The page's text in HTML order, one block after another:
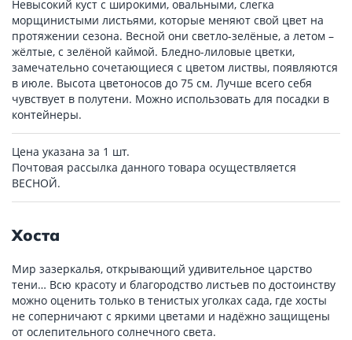
Невысокий куст с широкими, овальными, слегка
морщинистыми листьями, которые меняют свой цвет на
протяжении сезона. Весной они светло-зелёные, а летом –
жёлтые, с зелёной каймой. Бледно-лиловые цветки,
замечательно сочетающиеся с цветом листвы, появляются
в июле. Высота цветоносов до 75 см. Лучше всего себя
чувствует в полутени. Можно использовать для посадки в
контейнеры.
Цена указана за 1 шт.
Почтовая рассылка данного товара осуществляется
ВЕСНОЙ.
Хоста
Мир зазеркалья, открывающий удивительное царство
тени… Всю красоту и благородство листьев по достоинству
можно оценить только в тенистых уголках сада, где хосты
не соперничают с яркими цветами и надёжно защищены
от ослепительного солнечного света.